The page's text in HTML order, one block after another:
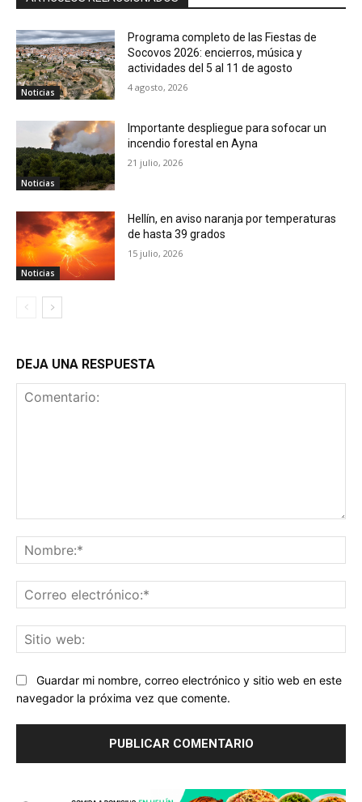
Noticias
Programa completo de las Fiestas de
Socovos 2026: encierros, música y
actividades del 5 al 11 de agosto
4 agosto, 2026
Noticias
Importante despliegue para sofocar un
incendio forestal en Ayna
21 julio, 2026
Noticias
Hellín, en aviso naranja por temperaturas
de hasta 39 grados
15 julio, 2026
DEJA UNA RESPUESTA
Guardar mi nombre, correo electrónico y sitio web en este
navegador la próxima vez que comente.